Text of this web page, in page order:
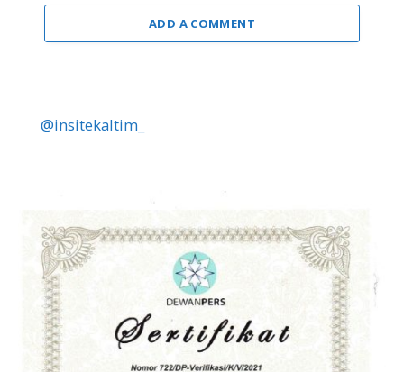
ADD A COMMENT
@insitekaltim_